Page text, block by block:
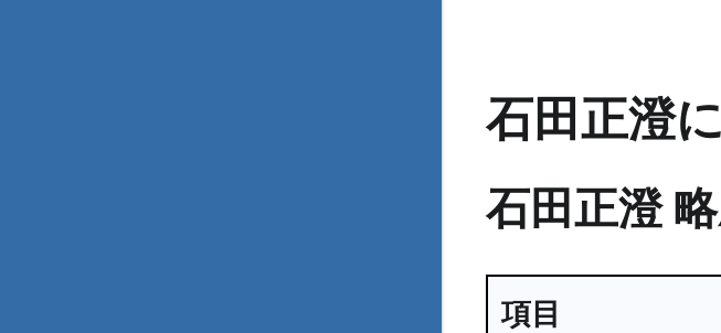
石田正澄
石田正澄
項目